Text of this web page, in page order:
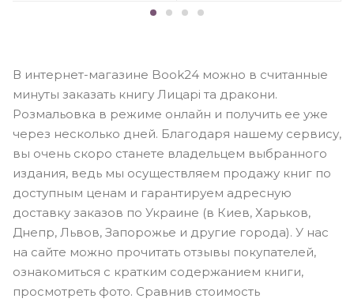
В интернет-магазине Book24 можно в считанные
минуты заказать книгу Лицарі та дракони.
Розмальовка в режиме онлайн и получить ее уже
через несколько дней. Благодаря нашему сервису,
вы очень скоро станете владельцем выбранного
издания, ведь мы осуществляем продажу книг по
доступным ценам и гарантируем адресную
доставку заказов по Украине (в Киев, Харьков,
Днепр, Львов, Запорожье и другие города). У нас
на сайте можно прочитать отзывы покупателей,
ознакомиться с кратким содержанием книги,
просмотреть фото. Сравнив стоимость